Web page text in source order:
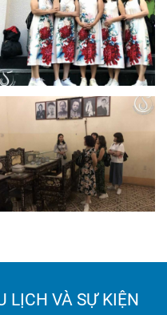
LỊCH VÀ SỰ KIỆN